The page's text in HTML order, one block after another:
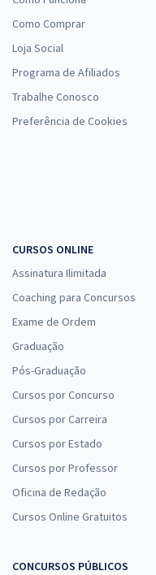
Como Comprar
Loja Social
Programa de Afiliados
Trabalhe Conosco
Preferência de Cookies
CURSOS ONLINE
Assinatura Ilimitada
Coaching para Concursos
Exame de Ordem
Graduação
Pós-Graduação
Cursos por Concurso
Cursos por Carreira
Cursos por Estado
Cursos por Professor
Oficina de Redação
Cursos Online Gratuitos
CONCURSOS PÚBLICOS